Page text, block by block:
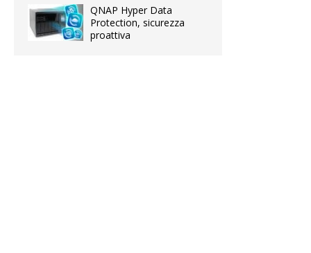
QNAP Hyper Data
Protection, sicurezza
proattiva